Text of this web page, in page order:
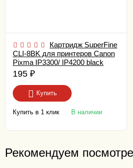
Картридж SuperFine
CLI-8BK для принтеров Canon
Pixma IP3300/ IP4200 black
195 ₽
Купить
Купить в 1 клик В наличии
Рекомендуем